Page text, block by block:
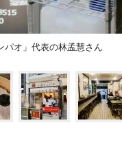
パオ」代表の林孟慧さん